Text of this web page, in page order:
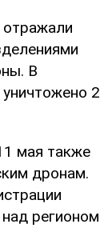
В
2
мая также
дронам.
регионом